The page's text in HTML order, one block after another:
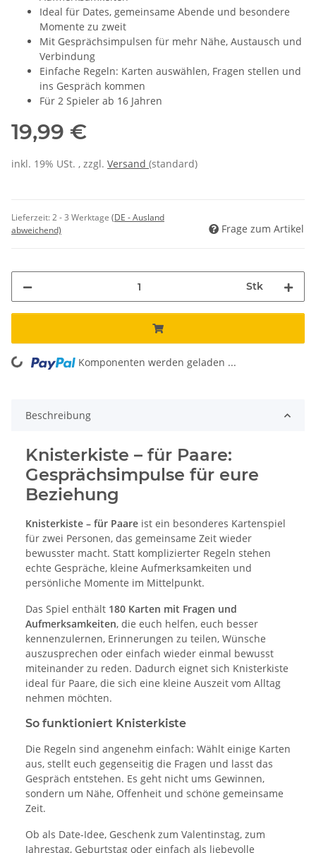
Ideal für Dates, gemeinsame Abende und besondere
Momente zu zweit
Mit Gesprächsimpulsen für mehr Nähe, Austausch und
Verbindung
Einfache Regeln: Karten auswählen, Fragen stellen und
ins Gespräch kommen
Für 2 Spieler ab 16 Jahren
19,99 €
inkl. 19% USt. , zzgl. Versand (standard)
Lieferzeit:2 - 3 Werktage (DE - Ausland
abweichend)
Frage zum Artikel
Stk
Komponenten werden geladen ...
Beschreibung
Knisterkiste – für Paare:
Gesprächsimpulse für eure
Beziehung
Knisterkiste – für Paare ist ein besonderes Kartenspiel
für zwei Personen, das gemeinsame Zeit wieder
bewusster macht. Statt komplizierter Regeln stehen
echte Gespräche, kleine Aufmerksamkeiten und
persönliche Momente im Mittelpunkt.
Das Spiel enthält 180 Karten mit Fragen und
Aufmerksamkeiten, die euch helfen, euch besser
kennenzulernen, Erinnerungen zu teilen, Wünsche
auszusprechen oder einfach wieder einmal bewusst
miteinander zu reden. Dadurch eignet sich Knisterkiste
ideal für Paare, die sich eine kleine Auszeit vom Alltag
nehmen möchten.
So funktioniert Knisterkiste
Die Regeln sind angenehm einfach: Wählt einige Karten
aus, stellt euch gegenseitig die Fragen und lasst das
Gespräch entstehen. Es geht nicht ums Gewinnen,
sondern um Nähe, Offenheit und schöne gemeinsame
Zeit.
Ob als Date-Idee, Geschenk zum Valentinstag, zum
Jahrestag, Geburtstag oder einfach als liebevolle